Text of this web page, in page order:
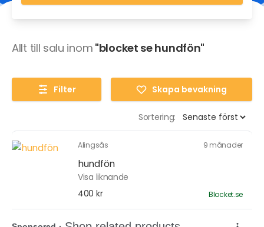
Allt till salu inom "blocket se hundfön"
Filter Skapa bevakning
Sortering:
Alingsås 9 månader
hundfön
Visa liknande
400 kr
Blocket.se